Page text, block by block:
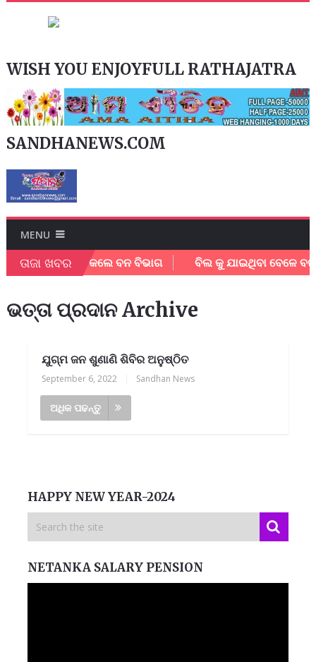
WISH YOU ENJOYFULL RATHAJATRA
SANDHANEWS.COM
MENU
ତାଜା ଖବର
ସଚେତନ କଲେ ବନ ବିଭାଗ ବିଲ କୁ ଯାଇଥିବା ବେଳେ
ଭତ୍ତା ପ୍ରଦାନ Archive
ଯୁଗ୍ମ ଜନ ଶୁଣାଣି ଶିବିର ଅନୁଷ୍ଠିତ
September 6, 2022 Sandhan News
ଅଧିକ ପଢନ୍ତୁ
HAPPY NEW YEAR-2024
NETANKA SALARY PENSION